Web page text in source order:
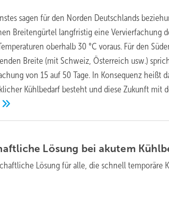
sagen für den Norden Deutschlands
Breitengürtel langfristig eine Vervierfachung
oberhalb 30 °C voraus. Für den
Breite (mit Schweiz, Österreich usw.)
von 15 auf 50 Tage. In Konsequenz heißt
Kühlbedarf besteht und diese Zukunft mit
Lösung bei akutem
Lösung für alle, die schnell temporäre